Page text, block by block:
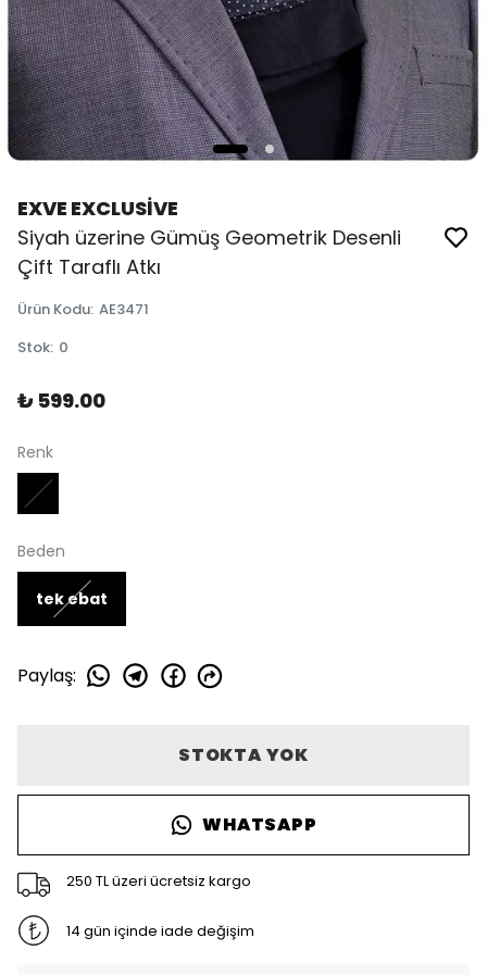
EXVE EXCLUSİVE
Siyah üzerine Gümüş Geometrik Desenli
Çift Taraflı Atkı
Ürün Kodu: AE3471
Stok: 0
₺ 599.00
Renk
Beden
tek ebat
Paylaş:
STOKTA YOK
WHATSAPP
250 TL üzeri ücretsiz kargo
14 gün içinde iade değişim